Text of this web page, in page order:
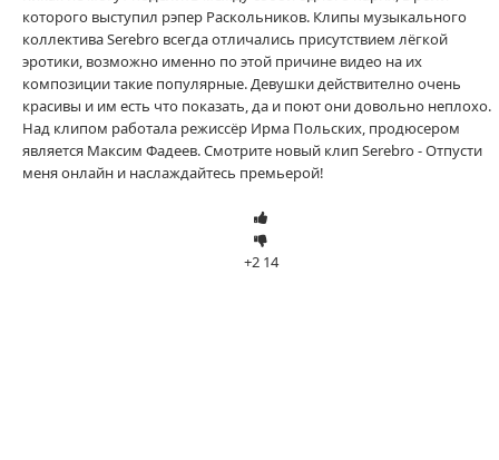
которого выступил рэпер Раскольников. Клипы музыкального
коллектива Serebro всегда отличались присутствием лёгкой
эротики, возможно именно по этой причине видео на их
композиции такие популярные. Девушки действително очень
красивы и им есть что показать, да и поют они довольно неплохо.
Над клипом работала режиссёр Ирма Польских, продюсером
является Максим Фадеев. Смотрите новый клип Serebro - Отпусти
меня онлайн и наслаждайтесь премьерой!
+2 14